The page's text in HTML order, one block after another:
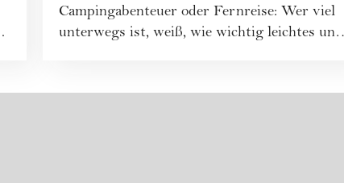
Campingabenteuer oder Fernreise: Wer viel
unterwegs ist, weiß, wie wichtig leichtes und